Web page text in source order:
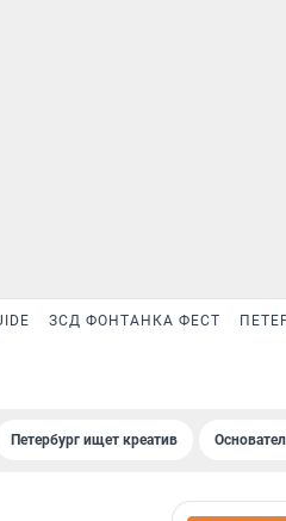
ЗСД ФОНТАНКА ФЕСТ
Петербург ищет креатив